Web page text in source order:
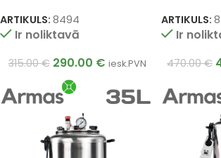
ARTIKULS: 8494
Ir noliktavā
315.00€ 290.00 € iesk.PVN
ARTIKULS:
Ir
470.00€